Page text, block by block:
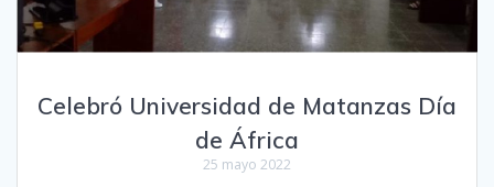
Celebró Universidad de Matanzas Día
de África
25 mayo 2022